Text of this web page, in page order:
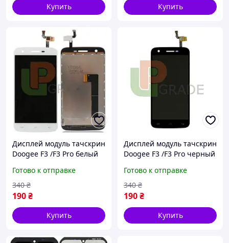
Купить Купить
Дисплей модуль тачскрин
Doogee F3 /F3 Pro белый
Готово к отправке
190₴
340 ₴
Купить
Дисплей модуль тачскрин
Doogee F3 /F3 Pro черный
Готово к отправке
190₴
340 ₴
Купить